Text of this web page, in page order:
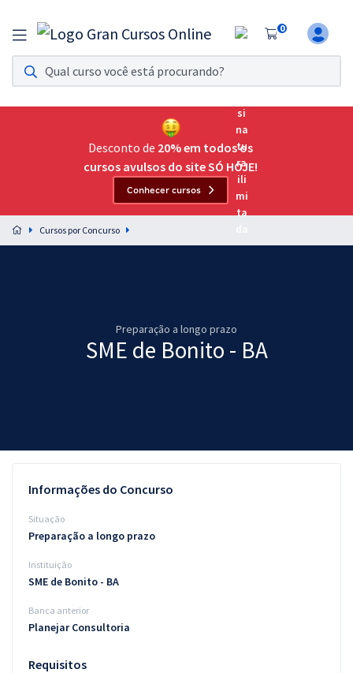
0
Assinatura Ilimitada 11
Acesso a todos os cursos. Teste grátis por 7 dias!
Assinatura OAB Até Passar
Acesso ilimitado a toda preparação para o Exame da
Preparação completa e intensiva para as principais
residências em saúde do Brasil
Questões grátis
Blog
Aprovados
Desconto de 20% em todos os
cursos avulsos do site SÓ HOJE!
Conhecer cursos
Cursos por Concurso
Preparação a longo prazo
SME de Bonito - BA
Informações do Concurso
Situação
Preparação a longo prazo
Instituição
SME de Bonito - BA
Banca anterior
Planejar Consultoria
Requisitos